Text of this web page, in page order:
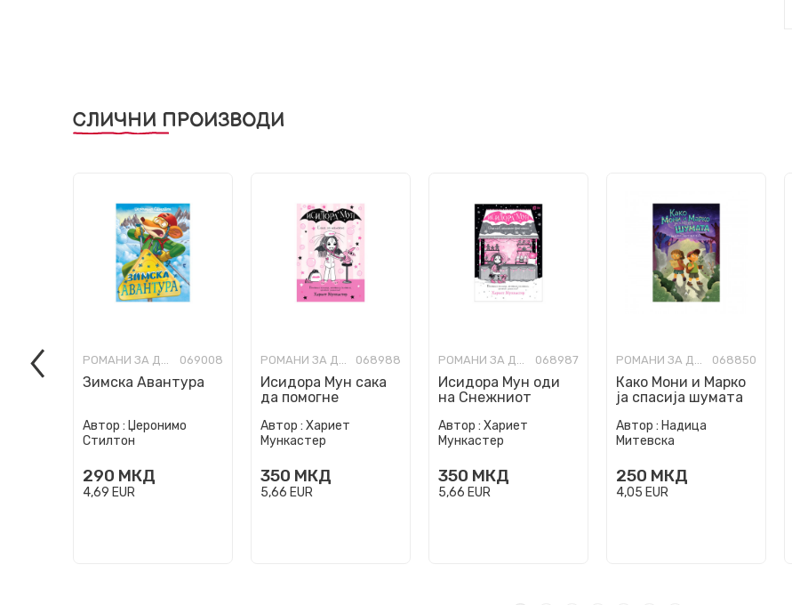
СЛИЧНИ ПРОИЗВОДИ
РОМАНИ ЗА ДЕЦА 069008
Зимска Авантура
Автор : Џеронимо
Стилтон
290 МКД
4,69 EUR
РОМАНИ ЗА ДЕЦА 068988
Исидора Мун сака
да помогне
Автор : Хариет
Мункастер
350 МКД
5,66 EUR
РОМАНИ ЗА ДЕЦА 068987
Исидора Мун oди
на Снежниот
Автор : Хариет
Мункастер
350 МКД
5,66 EUR
РОМАНИ ЗА ДЕЦА 068850
Како Мони и Марко
ја спасија шумата
Автор : Надица
Митевска
250 МКД
4,05 EUR